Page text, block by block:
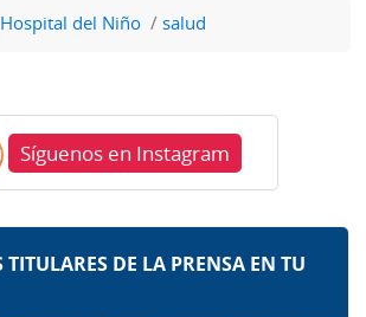
Hospital del Niño salud
Síguenos en Instagram